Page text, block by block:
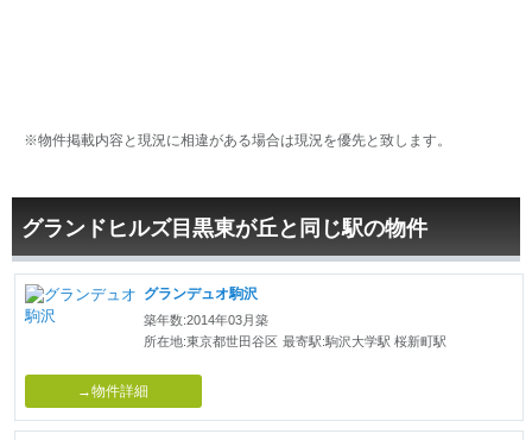
※物件掲載内容と現況に相違がある場合は現況を優先と致します。
グランドヒルズ目黒東が丘と同じ駅の物件
グランデュオ駒沢
築年数:2014年03月築
所在地:東京都世田谷区 最寄駅:駒沢大学駅 桜新町駅
→物件詳細